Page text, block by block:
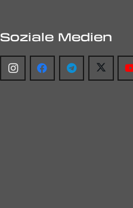
Soziale Medien